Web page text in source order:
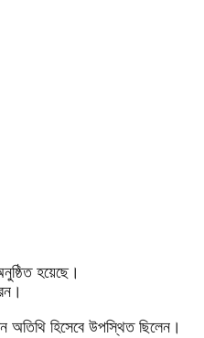
হয়েছে।
অতিথি হিসেবে উপস্থিত ছিলেন।